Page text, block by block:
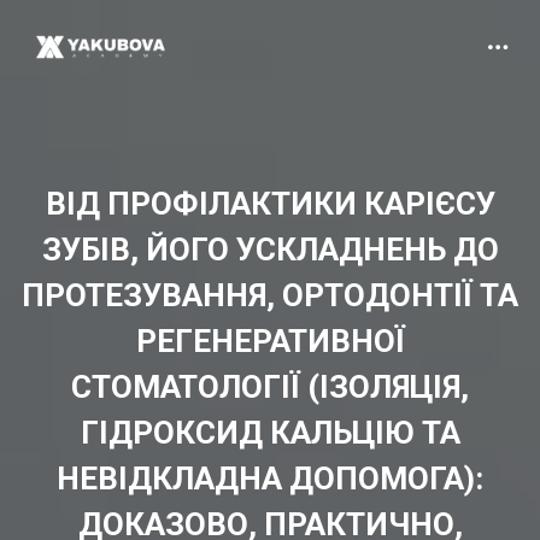
ВІД ПРОФІЛАКТИКИ КАРІЄСУ
ЗУБІВ, ЙОГО УСКЛАДНЕНЬ ДО
ПРОТЕЗУВАННЯ, ОРТОДОНТІЇ ТА
РЕГЕНЕРАТИВНОЇ
СТОМАТОЛОГІЇ (ІЗОЛЯЦІЯ,
ГІДРОКСИД КАЛЬЦІЮ ТА
НЕВІДКЛАДНА ДОПОМОГА):
ДОКАЗОВО, ПРАКТИЧНО,